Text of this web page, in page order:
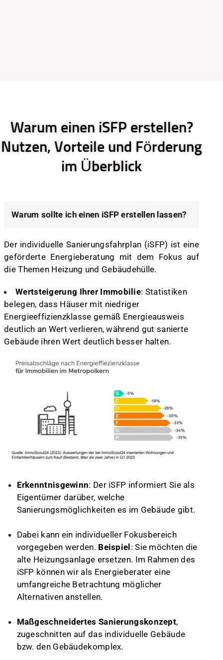
Warum einen iSFP erstellen?
Nutzen, Vorteile und Förderung
im Überblick
Warum sollte ich einen iSFP erstellen lassen?
Der individuelle Sanierungsfahrplan (iSFP) ist eine
geförderte Energieberatung mit dem Fokus auf
die Themen Heizung und Gebäudehülle.
Wertsteigerung Ihrer Immobilie: Statistiken
belegen, dass Häuser mit niedriger
Energieeffizienzklasse gemäß Energieausweis
deutlich an Wert verlieren, während gut sanierte
Gebäude ihren Wert deutlich besser halten.
Erkenntnisgewinn: Der iSFP informiert Sie als
Eigentümer darüber, welche
Sanierungsmöglichkeiten es im Gebäude gibt.
Dabei kann ein individueller Fokusbereich
vorgegeben werden. Beispiel: Sie möchten die
alte Heizungsanlage ersetzen. Im Rahmen des
iSFP können wir als Energieberater eine
umfangreiche Betrachtung möglicher
Alternativen anstellen.
Maßgeschneidertes Sanierungskonzept,
zugeschnitten auf das individuelle Gebäude
bzw. den Gebäudekomplex.